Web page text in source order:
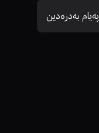
پەیام بەدرەدین